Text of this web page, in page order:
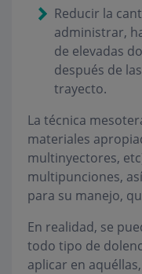
Reducir la
administrar,
de elevadas
después de
trayecto.
La técnica
materiales
multinyectores,
multipunciones,
para su manejo,
En realidad, se
todo tipo de
aplicar en